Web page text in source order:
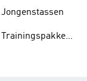
Jongenstassen
Trainingspakken